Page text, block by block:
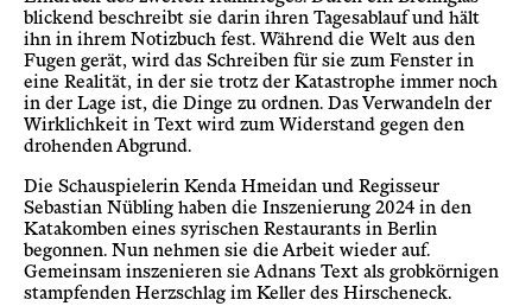
blickend beschreibt sie darin ihren Tagesablauf und hält
ihn in ihrem Notizbuch fest. Während die Welt aus den
Fugen gerät, wird das Schreiben für sie zum Fenster in
eine Realität, in der sie trotz der Katastrophe immer noch
in der Lage ist, die Dinge zu ordnen. Das Verwandeln der
Wirklichkeit in Text wird zum Widerstand gegen den
drohenden Abgrund.
Die Schauspielerin Kenda Hmeidan und Regisseur
Sebastian Nübling haben die Inszenierung 2024 in den
Katakomben eines syrischen Restaurants in Berlin
begonnen. Nun nehmen sie die Arbeit wieder auf.
Gemeinsam inszenieren sie Adnans Text als grobkörnigen
stampfenden Herzschlag im Keller des Hirscheneck.